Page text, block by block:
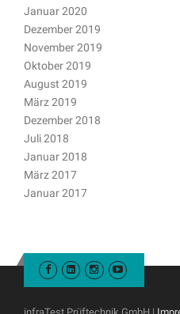
Januar 2020
Dezember 2019
November 2019
Oktober 2019
August 2019
März 2019
Dezember 2018
Juli 2018
Januar 2018
März 2017
Januar 2017